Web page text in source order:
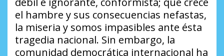
el hambre y sus consecuencias nefastas,
la miseria y somos impasibles ante ésta
tragedia nacional. Sin embargo, la
comunidad democrática internacional ha